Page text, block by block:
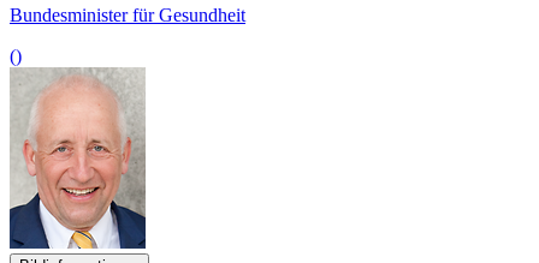
Bundesminister für Gesundheit
()